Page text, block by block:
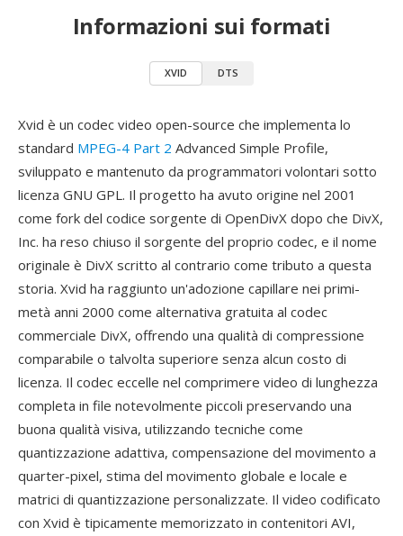
Informazioni sui formati
XVID DTS
Xvid è un codec video open-source che implementa lo
standard MPEG-4 Part 2 Advanced Simple Profile,
sviluppato e mantenuto da programmatori volontari sotto
licenza GNU GPL. Il progetto ha avuto origine nel 2001
come fork del codice sorgente di OpenDivX dopo che DivX,
Inc. ha reso chiuso il sorgente del proprio codec, e il nome
originale è DivX scritto al contrario come tributo a questa
storia. Xvid ha raggiunto un'adozione capillare nei primi-
metà anni 2000 come alternativa gratuita al codec
commerciale DivX, offrendo una qualità di compressione
comparabile o talvolta superiore senza alcun costo di
licenza. Il codec eccelle nel comprimere video di lunghezza
completa in file notevolmente piccoli preservando una
buona qualità visiva, utilizzando tecniche come
quantizzazione adattiva, compensazione del movimento a
quarter-pixel, stima del movimento globale e locale e
matrici di quantizzazione personalizzate. Il video codificato
con Xvid è tipicamente memorizzato in contenitori AVI,